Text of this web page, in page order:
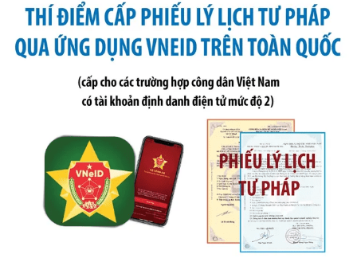
Số kí hiệu:291/2026/NĐ-CP
Tên: Nghị định số 291/2026/NĐ-CP của Chính phủ: Sửa
đổi, bổ sung một số điều của Nghị định số 125/2020/NĐ-СР
ngày 19 tháng 10 năm 2020 của Chính phủ quy định xử
phạt vi phạm hành chính về thuế, hóa đơn được sửa đổi, bổ
sung bởi Nghị định số 102/2021/NĐ-CP
Số kí hiệu: 2303/QĐ-UBND
Tên: Quyết định công bố Danh mục thủ tục hành chính mới
ban hành, được sửa đổi, bổ sung, bị bãi bỏ và phê duyệt
Quy trình nội bộ, quy trình điện tử giải quyết thủ tục hành
chính trong một số lĩnh vực thuộc phạm vi chức năng quản
lý của Sở Văn hóa, Thể tha